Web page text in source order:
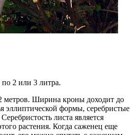
2 или 3 литра.
метров. Ширина кроны доходит до
эллиптической формы, серебристые
листа является
растения. Когда саженец еще